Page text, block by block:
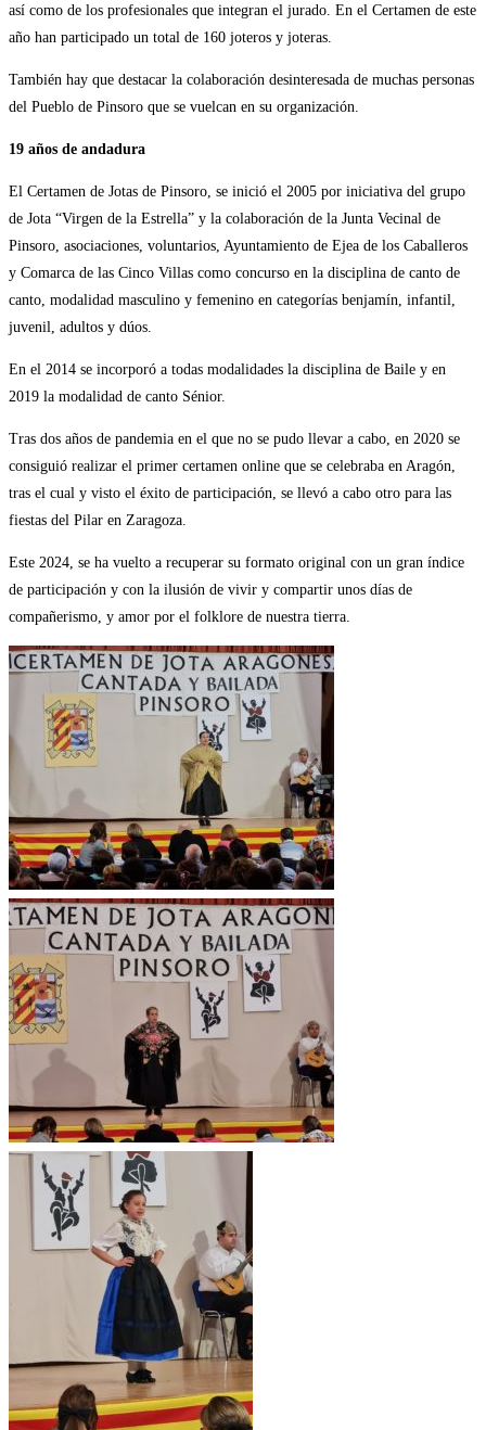
así como de los profesionales que integran el jurado. En el Certamen de este
año han participado un total de 160 joteros y joteras.
También hay que destacar la colaboración desinteresada de muchas personas
del Pueblo de Pinsoro que se vuelcan en su organización.
19 años de andadura
El Certamen de Jotas de Pinsoro, se inició el 2005 por iniciativa del grupo
de Jota “Virgen de la Estrella” y la colaboración de la Junta Vecinal de
Pinsoro, asociaciones, voluntarios, Ayuntamiento de Ejea de los Caballeros
y Comarca de las Cinco Villas como concurso en la disciplina de canto de
canto, modalidad masculino y femenino en categorías benjamín, infantil,
juvenil, adultos y dúos.
En el 2014 se incorporó a todas modalidades la disciplina de Baile y en
2019 la modalidad de canto Sénior.
Tras dos años de pandemia en el que no se pudo llevar a cabo, en 2020 se
consiguió realizar el primer certamen online que se celebraba en Aragón,
tras el cual y visto el éxito de participación, se llevó a cabo otro para las
fiestas del Pilar en Zaragoza.
Este 2024, se ha vuelto a recuperar su formato original con un gran índice
de participación y con la ilusión de vivir y compartir unos días de
compañerismo, y amor por el folklore de nuestra tierra.